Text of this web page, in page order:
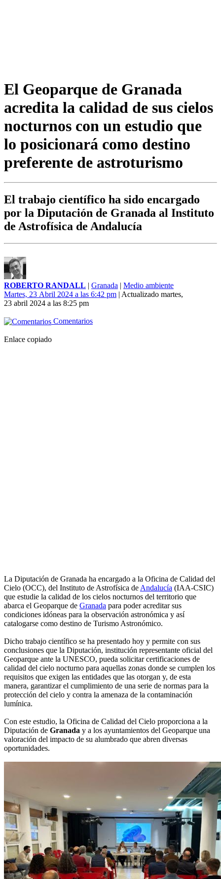
El Geoparque de Granada
acredita la calidad de sus cielos
nocturnos con un estudio que
lo posicionará como destino
preferente de astroturismo
El trabajo científico ha sido encargado
por la Diputación de Granada al Instituto
de Astrofísica de Andalucía
ROBERTO RANDALL | Granada | Medio ambiente
Martes, 23 Abril 2024 a las 6:42 pm | Actualizado martes,
23 abril 2024 a las 8:25 pm
Comentarios
Enlace copiado
La Diputación de Granada ha encargado a la Oficina de Calidad del
Cielo (OCC), del Instituto de Astrofísica de Andalucía (IAA-CSIC)
que estudie la calidad de los cielos nocturnos del territorio que
abarca el Geoparque de Granada para poder acreditar sus
condiciones idóneas para la observación astronómica y así
catalogarse como destino de Turismo Astronómico.
Dicho trabajo científico se ha presentado hoy y permite con sus
conclusiones que la Diputación, institución representante oficial del
Geoparque ante la UNESCO, pueda solicitar certificaciones de
calidad del cielo nocturno para aquellas zonas donde se cumplen los
requisitos que exigen las entidades que las otorgan y, de esta
manera, garantizar el cumplimiento de una serie de normas para la
protección del cielo y contra la amenaza de la contaminación
lumínica.
Con este estudio, la Oficina de Calidad del Cielo proporciona a la
Diputación de Granada y a los ayuntamientos del Geoparque una
valoración del impacto de su alumbrado que abren diversas
oportunidades.